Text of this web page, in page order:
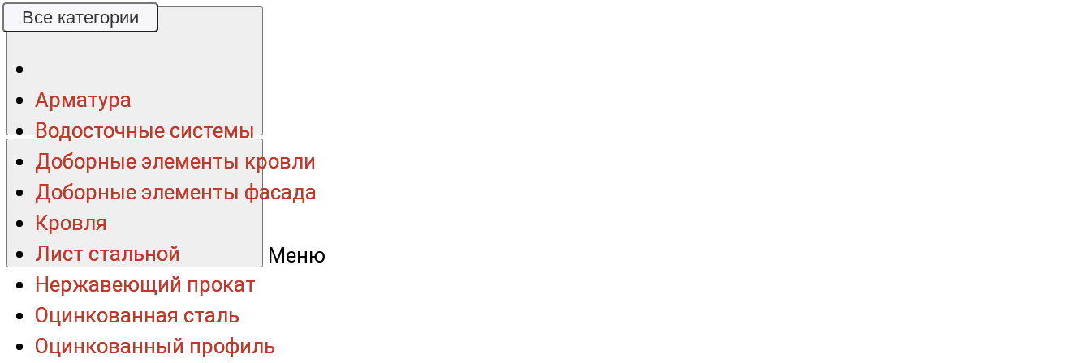
Меню
Все категории
Арматура
Водосточные системы
Доборные элементы кровли
Доборные элементы фасада
Кровля
Лист стальной
Нержавеющий прокат
Оцинкованная сталь
Оцинкованный профиль
Все категории
Арматура
Водосточные системы
Доборные элементы кровли
Доборные элементы фасада
Кровля
Лист стальной
Нержавеющий прокат
Оцинкованная сталь
Оцинкованный профиль